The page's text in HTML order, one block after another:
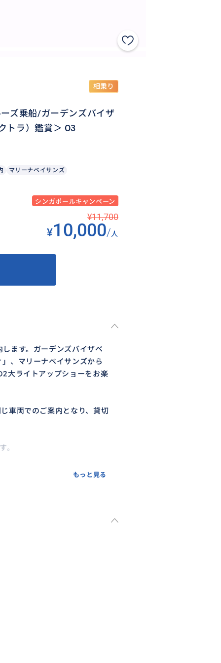
相乗り
ズ乗船/ガーデンズバイザ
トラ）鑑賞＞ O3
マリーナベイサンズ
シンガポールキャンペーン
¥11,700
¥10,000/人
ます。ガーデンズバイザベ
、マリーナベイサンズから
大ライトアップショーをお楽
車両でのご案内となり、貸切
。
もっと見る